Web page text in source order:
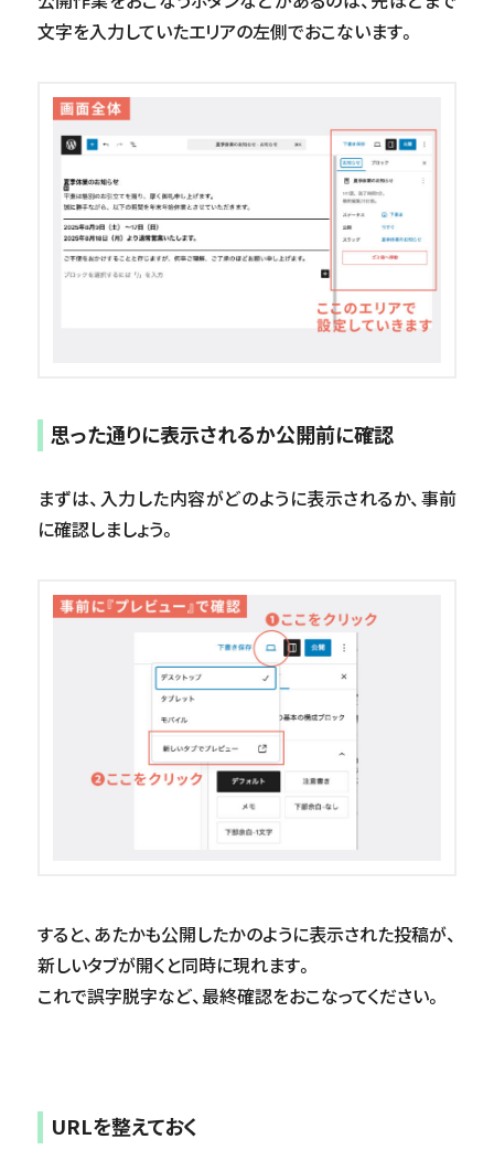
文字を入力していたエリアの左側でおこないます。
思った通りに表示されるか公開前に確認
まずは、入力した内容がどのように表示されるか、事前
に確認しましょう。
すると、あたかも公開したかのように表示された投稿が、
新しいタブが開くと同時に現れます。
これで誤字脱字など、最終確認をおこなってください。
URLを整えておく